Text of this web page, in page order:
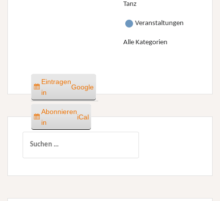
Tanz
Veranstaltungen
Alle Kategorien
Eintragen
in
Google
Abonnieren
in
iCal